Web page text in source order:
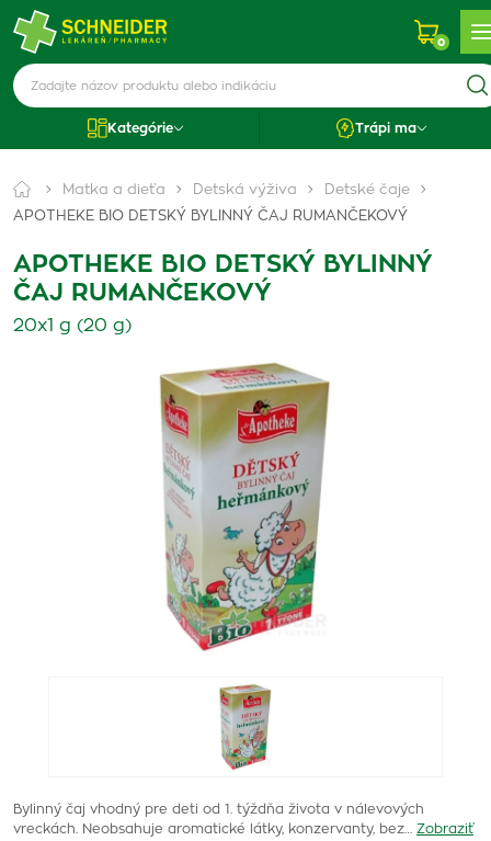
0
Kategórie Trápi ma
Matka a dieťa Detská výživa
Detské čaje
APOTHEKE BIO DETSKÝ BYLINNÝ ČAJ RUMANČEKOVÝ
APOTHEKE BIO DETSKÝ BYLINNÝ
ČAJ RUMANČEKOVÝ
20x1 g (20 g)
Bylinný čaj vhodný pre deti od 1. týždňa života v nálevových
vreckách. Neobsahuje aromatické látky, konzervanty, bez…
Zobraziť